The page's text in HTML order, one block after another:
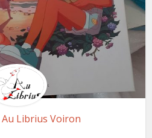
Au Librius Voiron